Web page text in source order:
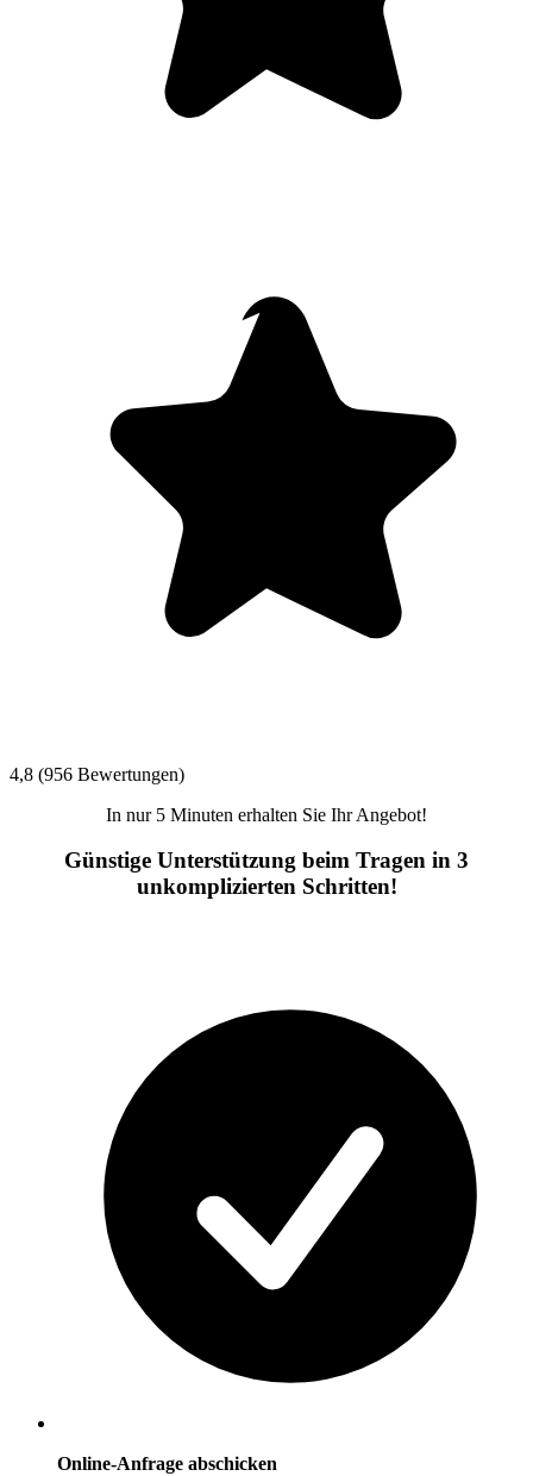
4,8 (956 Bewertungen)
In nur 5 Minuten erhalten Sie Ihr Angebot!
Günstige Unterstützung beim Tragen in 3
unkomplizierten Schritten!
Online-Anfrage abschicken